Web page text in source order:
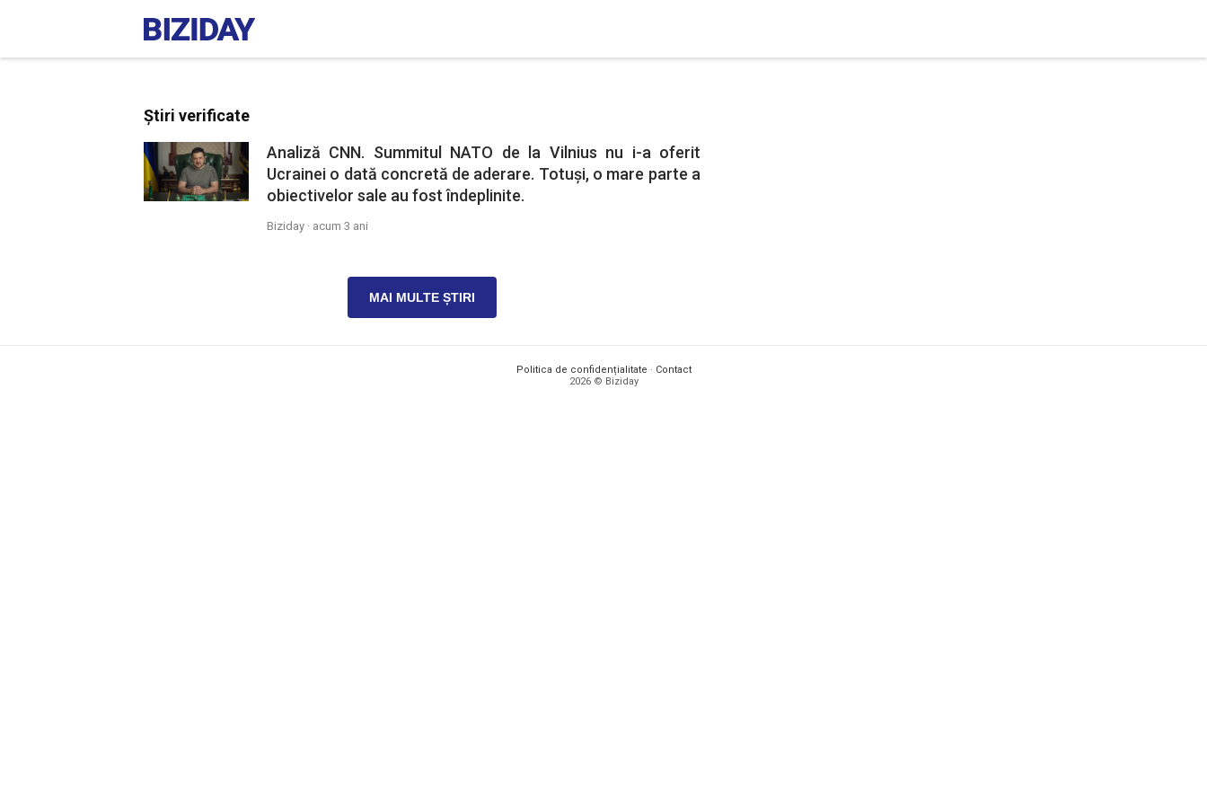
Știri verificate
Analiză CNN. Summitul NATO de la Vilnius nu i-a oferit
Ucrainei o dată concretă de aderare. Totuşi, o mare parte a
obiectivelor sale au fost îndeplinite.
Biziday · acum 3 ani
MAI MULTE ȘTIRI
Politica de confidențialitate · Contact
2026 © Biziday